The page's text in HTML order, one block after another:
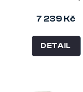
7 239 Kč
DETAIL